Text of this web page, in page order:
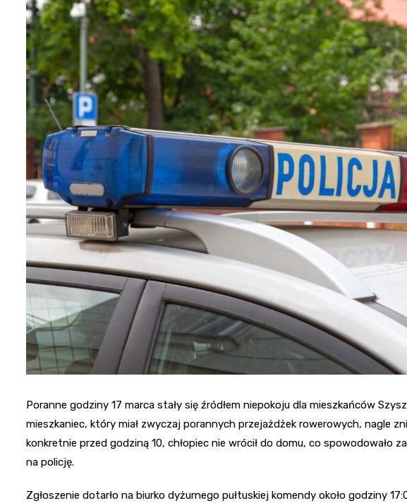
Poranne godziny 17 marca stały się źródłem niepokoju dla mieszkańców
mieszkaniec, który miał zwyczaj porannych przejażdżek rowerowych, nagle
konkretnie przed godziną 10, chłopiec nie wrócił do domu, co spowodowało
na policję.
Zgłoszenie dotarło na biurko dyżurnego pułtuskiej komendy około godziny